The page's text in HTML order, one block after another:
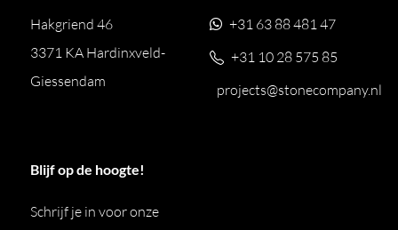
Hakgriend 46
3371 KA Hardinxveld-
Giessendam
+31 63 88 481 47
+31 10 28 575 85
projects@stonecompany.nl
Blijf op de hoogte!
Schrijf je in voor onze